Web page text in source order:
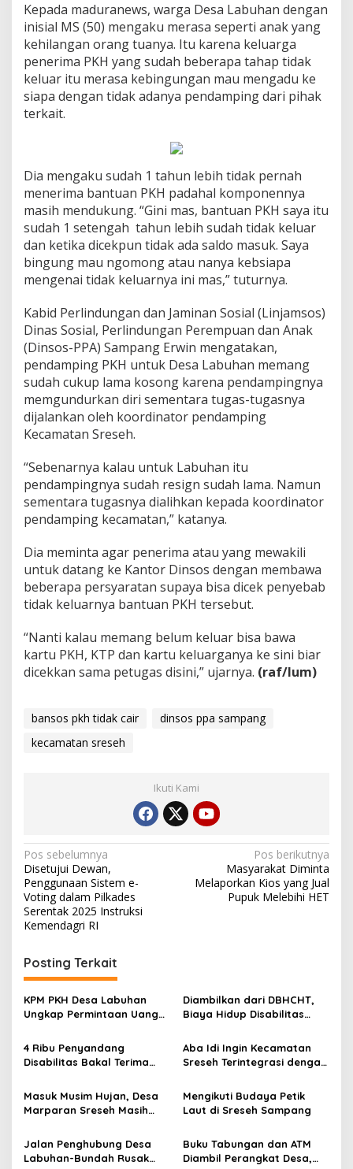
Kepada maduranews, warga Desa Labuhan dengan
inisial MS (50) mengaku merasa seperti anak yang
kehilangan orang tuanya. Itu karena keluarga
penerima PKH yang sudah beberapa tahap tidak
keluar itu merasa kebingungan mau mengadu ke
siapa dengan tidak adanya pendamping dari pihak
terkait.
Dia mengaku sudah 1 tahun lebih tidak pernah
menerima bantuan PKH padahal komponennya
masih mendukung. “Gini mas, bantuan PKH saya itu
sudah 1 setengah tahun lebih sudah tidak keluar
dan ketika dicekpun tidak ada saldo masuk. Saya
bingung mau ngomong atau nanya kebsiapa
mengenai tidak keluarnya ini mas,” tuturnya.
Kabid Perlindungan dan Jaminan Sosial (Linjamsos)
Dinas Sosial, Perlindungan Perempuan dan Anak
(Dinsos-PPA) Sampang Erwin mengatakan,
pendamping PKH untuk Desa Labuhan memang
sudah cukup lama kosong karena pendampingnya
memgundurkan diri sementara tugas-tugasnya
dijalankan oleh koordinator pendamping
Kecamatan Sreseh.
“Sebenarnya kalau untuk Labuhan itu
pendampingnya sudah resign sudah lama. Namun
sementara tugasnya dialihkan kepada koordinator
pendamping kecamatan,” katanya.
Dia meminta agar penerima atau yang mewakili
untuk datang ke Kantor Dinsos dengan membawa
beberapa persyaratan supaya bisa dicek penyebab
tidak keluarnya bantuan PKH tersebut.
“Nanti kalau memang belum keluar bisa bawa
kartu PKH, KTP dan kartu keluarganya ke sini biar
dicekkan sama petugas disini,” ujarnya. (raf/lum)
bansos pkh tidak cair
dinsos ppa sampang
kecamatan sreseh
Ikuti Kami
Navigasi
pos
Pos sebelumnya
Disetujui Dewan,
Penggunaan Sistem e-
Voting dalam Pilkades
Serentak 2025 Instruksi
Kemendagri RI
Pos berikutnya
Masyarakat Diminta
Melaporkan Kios yang Jual
Pupuk Melebihi HET
Posting Terkait
KPM PKH Desa Labuhan
Ungkap Permintaan Uang
Kelompok: Itu Uang Terima
Kasih
Diambilkan dari DBHCHT,
Biaya Hidup Disabilitas
Anggaran
4 Ribu Penyandang
Disabilitas Bakal Terima
Pemkab Sampang
Aba Idi Ingin Kecamatan
Sreseh Terintegrasi dengan
Masuk Musim Hujan, Desa
Marparan Sreseh Masih
Mengikuti Budaya Petik
Laut di Sreseh Sampang
Jalan Penghubung Desa
Labuhan-Bundah Rusak
Buku Tabungan dan ATM
Diambil Perangkat Desa,